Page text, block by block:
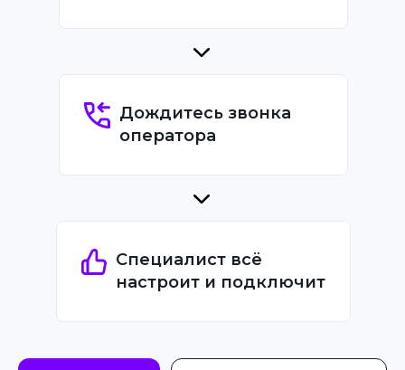
Дождитесь звонка
оператора
Специалист всё
настроит и подключит